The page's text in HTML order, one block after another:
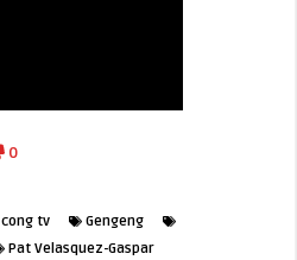
0
cong tv
Gengeng
Pat Velasquez-Gaspar